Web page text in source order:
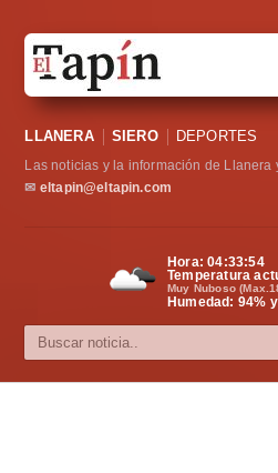
Sociedad
Política
Cultura
LLANERA SIERO DEPORTES
Las noticias y la información de Llanera
✉ eltapin@eltapin.com
Hora:04:33:55
Temperatura
Muy Nuboso
Humedad: 94%